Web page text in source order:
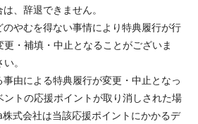
、辞退できません。
やむを得ない事情により特典履行が行
・補填・中止となることがございま
。
由による特典履行が変更・中止となっ
ントの応援ポイントが取り消しされた場
式会社は当該応援ポイントにかかるデ